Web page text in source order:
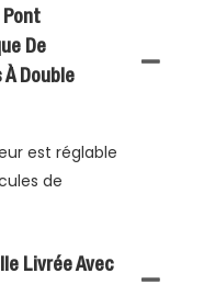
Pont
De
À Double
est réglable
de
Livrée Avec